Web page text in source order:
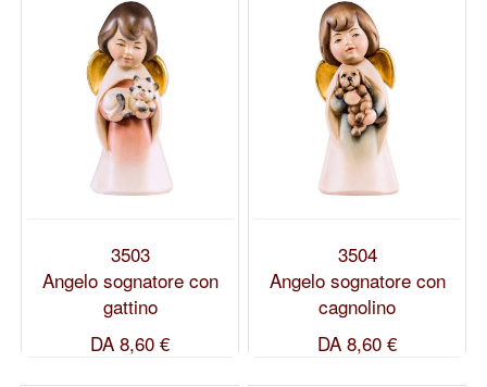
3503
Angelo sognatore con
gattino
DA 8,60 €
3504
Angelo sognatore con
cagnolino
DA 8,60 €